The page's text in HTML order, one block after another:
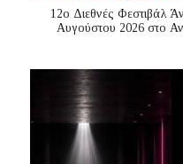
12ο Διεθνές Φεστιβάλ
Αυγούστου 2026 στο